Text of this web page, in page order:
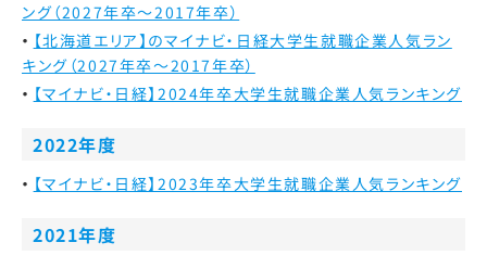
ング（2027年卒～2017年卒）
【北海道エリア】のマイナビ・日経大学生就職企業人気ラン
キング（2027年卒～2017年卒）
【マイナビ・日経】2024年卒大学生就職企業人気ランキング
2022年度
【マイナビ・日経】2023年卒大学生就職企業人気ランキング
2021年度